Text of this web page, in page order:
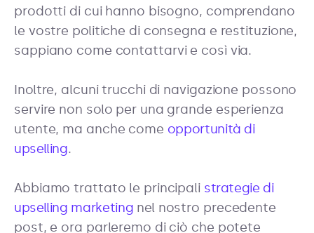
prodotti di cui hanno bisogno, comprendano
le vostre politiche di consegna e restituzione,
sappiano come contattarvi e così via.
Inoltre, alcuni trucchi di navigazione possono
servire non solo per una grande esperienza
utente, ma anche come opportunità di
upselling.
Abbiamo trattato le principali strategie di
upselling marketing nel nostro precedente
post, e ora parleremo di ciò che potete